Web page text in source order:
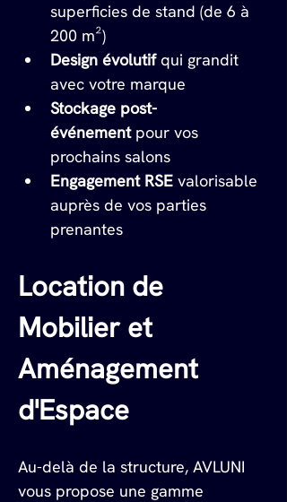
superficies de stand (de 6 à
200 m²)
Design évolutif qui grandit
avec votre marque
Stockage post-
événement pour vos
prochains salons
Engagement RSE valorisable
auprès de vos parties
prenantes
Location de
Mobilier et
Aménagement
d'Espace
Au-delà de la structure, AVLUNI
vous propose une gamme